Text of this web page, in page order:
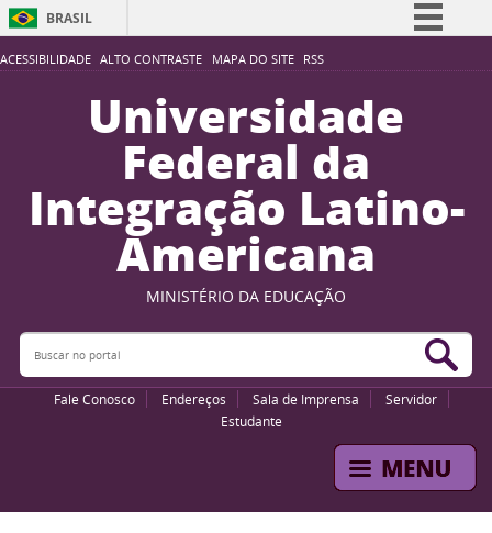
ACESSIBILIDADE ALTO CONTRASTE MAPA DO SITE RSS
BRASIL
Simplifique!
Participe
Acesso à informação
Legislação
Canais
Universidade
Federal da
Integração Latino-
Americana
MINISTÉRIO DA EDUCAÇÃO
Buscar no portal
Fale Conosco Endereços Sala de Imprensa
Servidor
Estudante